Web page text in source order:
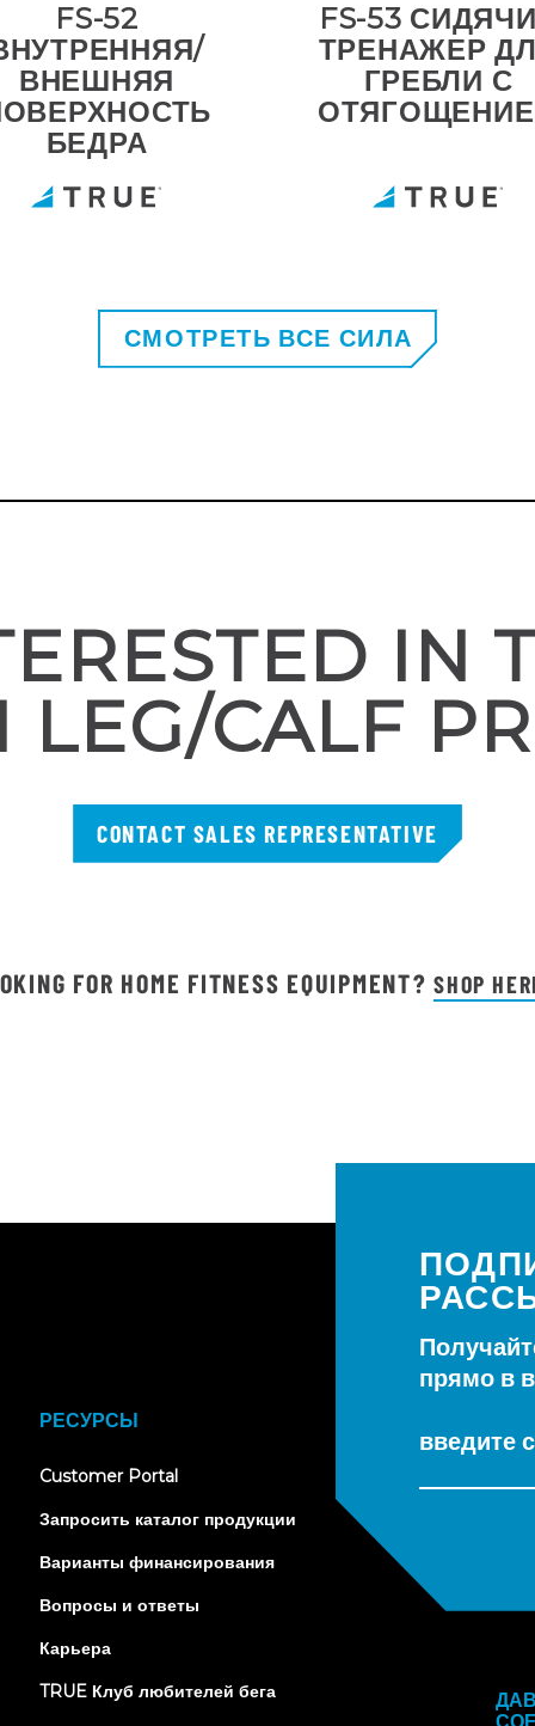
FS-52
ВНЕШНЯЯ
БЕДРА
FS-53
ТРЕНАЖЕР
ГРЕБЛИ С
СМОТРЕТЬ ВСЕ СИЛА
IN
LEG/CALF
CONTACT SALES REPRESENTATIVE
FOR HOME FITNESS EQUIPMENT?SHOP
прямо в
введите
РЕСУРСЫ
Customer Portal(opens
new
Запросить каталог продукции
Варианты финансирования
Вопросы и ответы
Карьера
TRUE Клуб любителей бега